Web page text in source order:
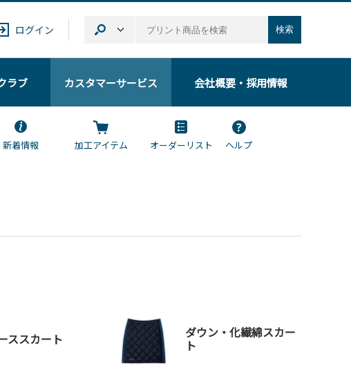
ログイン 検索
ラブ カスタマーサービス 会社概要・採用情報
新着情報 加工アイテム オーダーリスト
ヘルプ
ススカート ダウン・化繊綿スカー
ト